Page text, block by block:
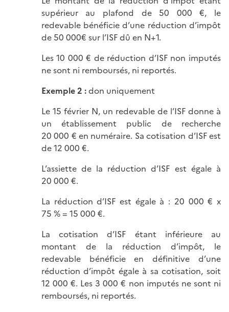
supérieur au plafond de 50 000 €, le
redevable bénéficie d’une réduction d’impôt
de 50 000€ sur l’ISF dû en N+1.
Les 10 000 € de réduction d’ISF non imputés
ne sont ni remboursés, ni reportés.
Exemple 2 :don uniquement
Le 15 février N, un redevable de l’ISF donne à
un établissement public de recherche
20 000 € en numéraire. Sa cotisation d’ISF est
de 12 000 €.
L’assiette de la réduction d’ISF est égale à
20 000 €.
La réduction d’ISF est égale à : 20 000 € x
75 % = 15 000 €.
La cotisation d’ISF étant inférieure au
montant de la réduction d’impôt, le
redevable bénéficie en définitive d’une
réduction d’impôt égale à sa cotisation, soit
12 000 €. Les 3 000 € non imputés ne sont ni
remboursés, ni reportés.